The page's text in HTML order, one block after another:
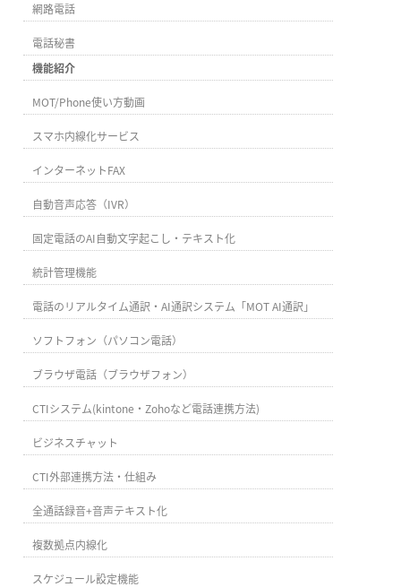
網路電話
電話秘書
機能紹介
MOT/Phone使い方動画
スマホ内線化サービス
インターネットFAX
自動音声応答（IVR）
固定電話のAI自動文字起こし・テキスト化
統計管理機能
電話のリアルタイム通訳・AI通訳システム「MOT AI通訳」
ソフトフォン（パソコン電話）
ブラウザ電話（ブラウザフォン）
CTIシステム(kintone・Zohoなど電話連携方法)
ビジネスチャット
CTI外部連携方法・仕組み
全通話録音+音声テキスト化
複数拠点内線化
スケジュール設定機能